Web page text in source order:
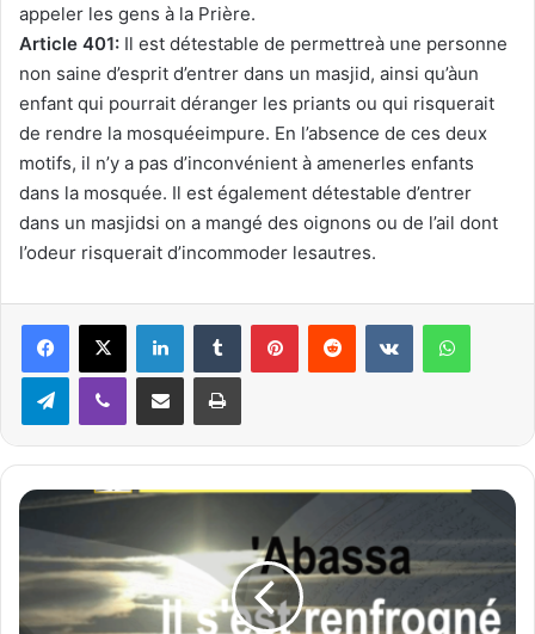
appeler les gens à la Prière.
Article 401: Il est détestable de permettreà une personne
non saine d’esprit d’entrer dans un masjid, ainsi qu’àun
enfant qui pourrait déranger les priants ou qui risquerait
de rendre la mosquéeimpure. En l’absence de ces deux
motifs, il n’y a pas d’inconvénient à amenerles enfants
dans la mosquée. Il est également détestable d’entrer
dans un masjidsi on a mangé des oignons ou de l’ail dont
l’odeur risquerait d’incommoder lesautres.
Telegram
I
n
t
e
p